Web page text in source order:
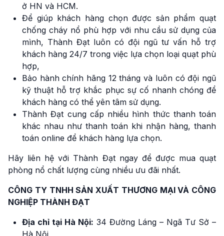
ở HN và HCM.
Để giúp khách hàng chọn được sản phẩm quạt
chống cháy nổ phù hợp với nhu cầu sử dụng của
mình, Thành Đạt luôn có đội ngũ tư vấn hỗ trợ
khách hàng 24/7 trong việc lựa chọn loại quạt phù
hợp,
Bảo hành chính hãng 12 tháng và luôn có đội ngũ
kỹ thuật hỗ trợ khắc phục sự cố nhanh chóng để
khách hàng có thể yên tâm sử dụng.
Thành Đạt cung cấp nhiều hình thức thanh toán
khác nhau như thanh toán khi nhận hàng, thanh
toán online để khách hàng lựa chọn.
Hãy liên hệ với Thành Đạt ngay để được mua quạt
phòng nổ chất lượng cùng nhiều ưu đãi nhất.
CÔNG TY TNHH SẢN XUẤT THƯƠNG MẠI VÀ CÔNG
NGHIỆP THÀNH ĐẠT
Địa chỉ tại Hà Nội: 34 Đường Láng – Ngã Tư Sở –
Hà Nội